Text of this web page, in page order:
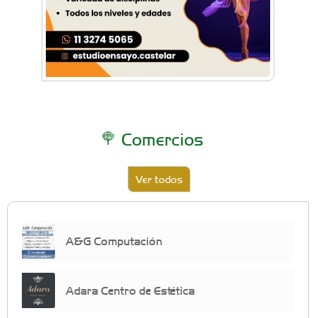
Comercios
Ver todos
A&G Computación
Adara Centro de Estética